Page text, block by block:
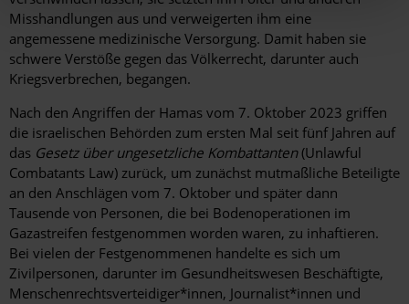
Misshandlungen aus und verweigerten ihm eine
angemessene medizinische Versorgung. Damit haben sie
schwere Verstöße gegen das Völkerrecht, darunter auch
Kriegsverbrechen, begangen.
Nach den Angriffen der Hamas vom 7. Oktober 2023 griffen
die israelischen Behörden zum ersten Mal seit fünf Jahren auf
das Gesetz über ungesetzliche Kombattanten(Unlawful
Combatants Law) zurück, um zunächst mutmaßliche Beteiligte
an den Anschlägen vom 7. Oktober und später dann
Tausende von Personen, die bei Bodenoperationen im
Gazastreifen festgenommen worden waren, zu inhaftieren.
Bei vielen der Festgenommenen handelte es sich um
Zivilpersonen, darunter im Gesundheitswesen Beschäftigte,
Menschenrechtsverteidiger*innen, Journalist*innen und